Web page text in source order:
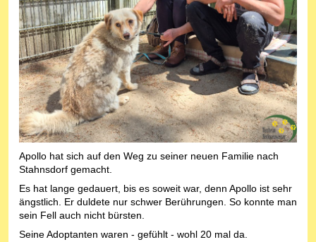
Apollo hat sich auf den Weg zu seiner neuen Familie nach
Stahnsdorf gemacht.
Es hat lange gedauert, bis es soweit war, denn Apollo ist sehr
ängstlich. Er duldete nur schwer Berührungen. So konnte man
sein Fell auch nicht bürsten.
Seine Adoptanten waren - gefühlt - wohl 20 mal da.